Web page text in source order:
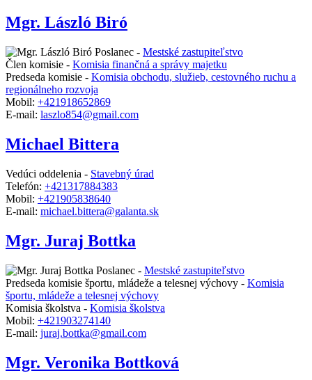
Mgr. László Biró
Poslanec - Mestské zastupiteľstvo
Člen komisie - Komisia finančná a správy majetku
Predseda komisie - Komisia obchodu, služieb, cestovného ruchu a
regionálneho rozvoja
Mobil: +421918652869
E-mail: laszlo854@gmail.com
Michael Bittera
Vedúci oddelenia - Stavebný úrad
Telefón: +421317884383
Mobil: +421905838640
E-mail: michael.bittera@galanta.sk
Mgr. Juraj Bottka
Poslanec - Mestské zastupiteľstvo
Predseda komisie športu, mládeže a telesnej výchovy - Komisia
športu, mládeže a telesnej výchovy
Komisia školstva - Komisia školstva
Mobil: +421903274140
E-mail: juraj.bottka@gmail.com
Mgr. Veronika Bottková